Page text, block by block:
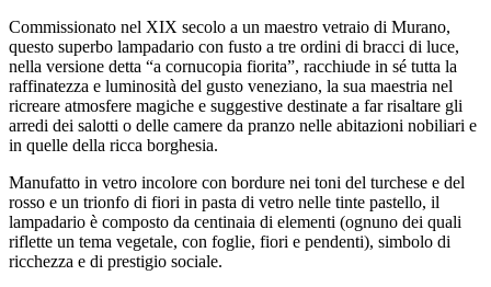
Commissionato nel XIX secolo a un maestro vetraio di Murano,
questo superbo lampadario con fusto a tre ordini di bracci di luce,
nella versione detta “a cornucopia fiorita”, racchiude in sé tutta la
raffinatezza e luminosità del gusto veneziano, la sua maestria nel
ricreare atmosfere magiche e suggestive destinate a far risaltare gli
arredi dei salotti o delle camere da pranzo nelle abitazioni nobiliari e
in quelle della ricca borghesia.
Manufatto in vetro incolore con bordure nei toni del turchese e del
rosso e un trionfo di fiori in pasta di vetro nelle tinte pastello, il
lampadario è composto da centinaia di elementi (ognuno dei quali
riflette un tema vegetale, con foglie, fiori e pendenti), simbolo di
ricchezza e di prestigio sociale.